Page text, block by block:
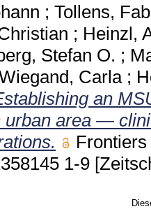
; Tollens,
; Heinzl,
Stefan O. ;
Carla;
an
urban area —
1-9